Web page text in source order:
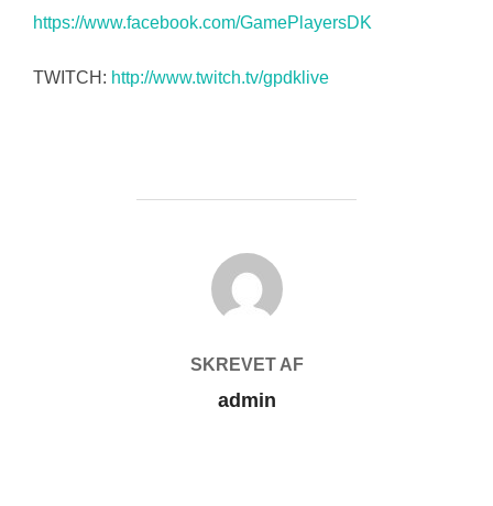
https://www.facebook.com/GamePlayersDK
TWITCH: http://www.twitch.tv/gpdklive
FORFATTER
SKREVET AF
admin